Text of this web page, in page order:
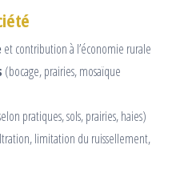
et contribution à l’économie rurale
(bocage, prairies, mosaïque
pratiques, sols, prairies, haies)
limitation du ruissellement,